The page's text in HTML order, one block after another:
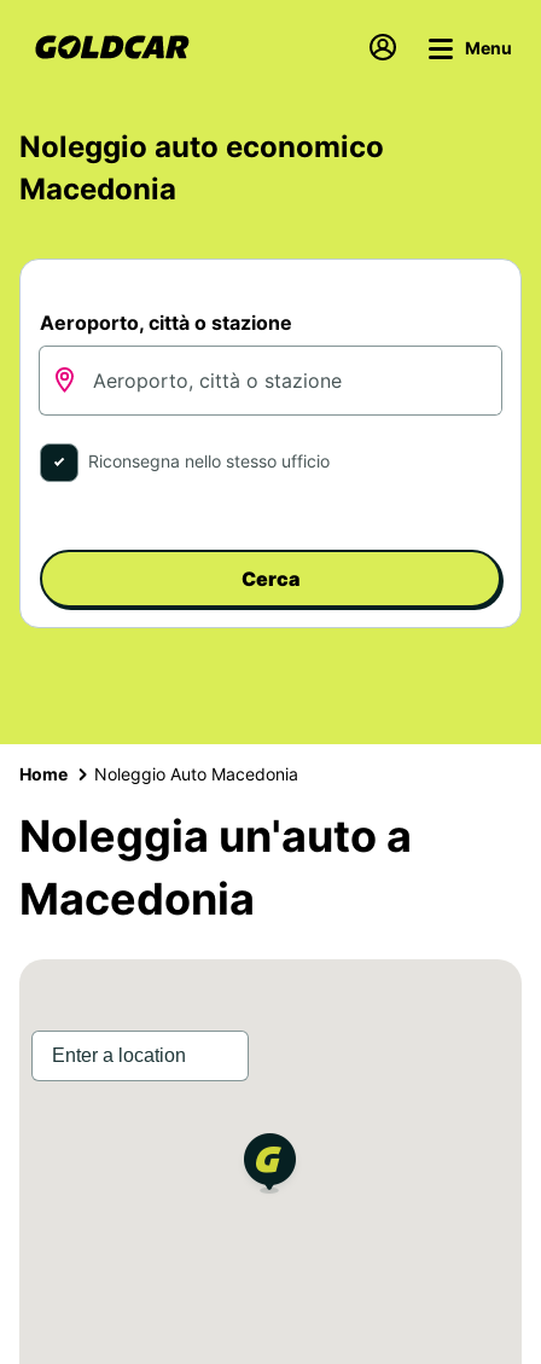
Menu
Noleggio auto economico
Macedonia
Aeroporto, città o stazione
Riconsegna nello stesso ufficio
Cerca
Home Noleggio Auto Macedonia
Noleggia un'auto a
Macedonia